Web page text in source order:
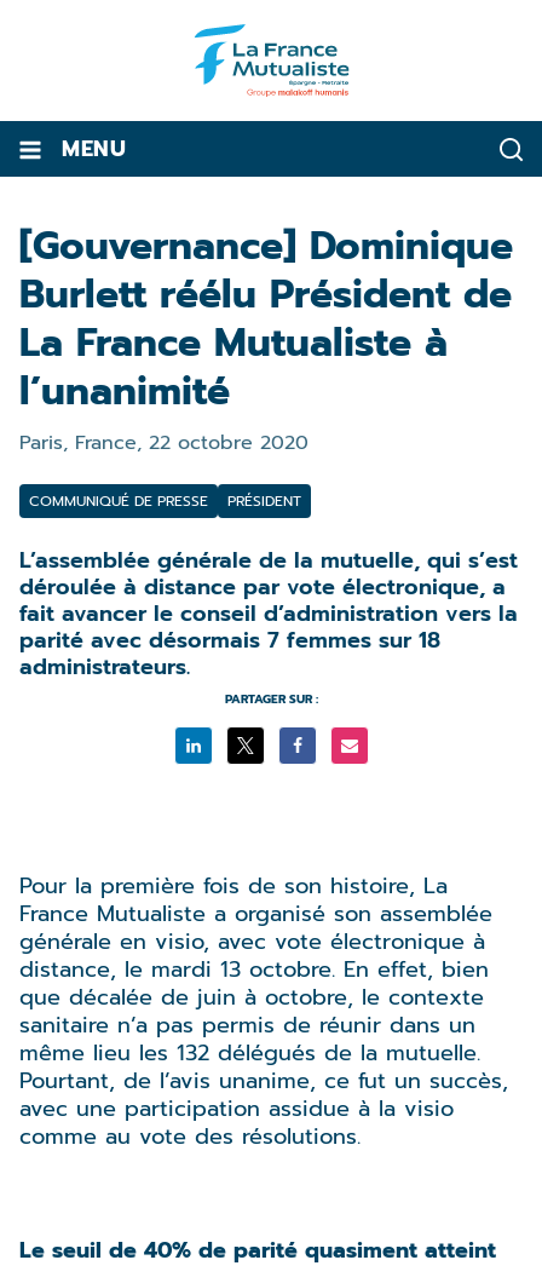
MENU
[Gouvernance] Dominique
Burlett réélu Président de
La France Mutualiste à
l’unanimité
Paris, France, 22 octobre 2020
COMMUNIQUÉ DE PRESSE PRÉSIDENT
L’assemblée générale de la mutuelle, qui s’est
déroulée à distance par vote électronique, a
fait avancer le conseil d’administration vers la
parité avec désormais 7 femmes sur 18
administrateurs.
PARTAGER SUR :
Pour la première fois de son histoire, La
France Mutualiste a organisé son assemblée
générale en visio, avec vote électronique à
distance, le mardi 13 octobre. En effet, bien
que décalée de juin à octobre, le contexte
sanitaire n’a pas permis de réunir dans un
même lieu les 132 délégués de la mutuelle.
Pourtant, de l’avis unanime, ce fut un succès,
avec une participation assidue à la visio
comme au vote des résolutions.
Le seuil de 40% de parité quasiment atteint